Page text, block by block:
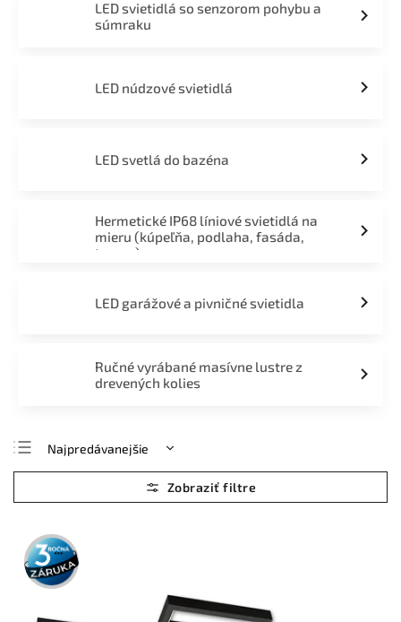
LED svietidlá so senzorom pohybu a
súmraku
LED núdzové svietidlá
LED svetlá do bazéna
Hermetické IP68 líniové svietidlá na
mieru (kúpeľňa, podlaha, fasáda,
terasa)
LED garážové a pivničné svietidla
Ručné vyrábané masívne lustre z
drevených kolies
Najpredávanejšie
Najlacnejšie
Najdrahšie
Abecedne
3 roky
záruka